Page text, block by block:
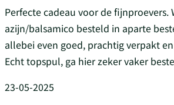
Perfecte cadeau voor de fijnproevers.
azijn/balsamico besteld in aparte
allebei even goed, prachtig verpakt
Echt topspul, ga hier zeker vaker
23-05-2025